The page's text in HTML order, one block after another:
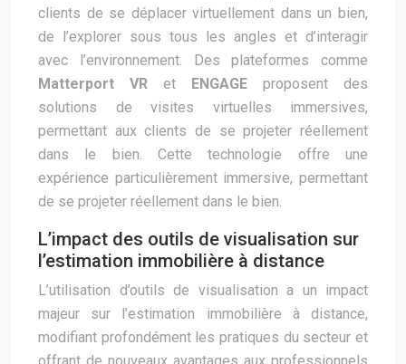
clients de se déplacer virtuellement dans un bien,
de l’explorer sous tous les angles et d’interagir
avec l’environnement. Des plateformes comme
Matterport VR et ENGAGE proposent des
solutions de visites virtuelles immersives,
permettant aux clients de se projeter réellement
dans le bien. Cette technologie offre une
expérience particulièrement immersive, permettant
de se projeter réellement dans le bien.
L’impact des outils de visualisation sur
l’estimation immobilière à distance
L’utilisation d’outils de visualisation a un impact
majeur sur l’estimation immobilière à distance,
modifiant profondément les pratiques du secteur et